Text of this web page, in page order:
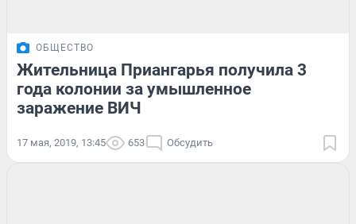
ОБЩЕСТВО
Жительница Приангарья получила 3
года колонии за умышленное
заражение ВИЧ
17 мая, 2019, 13:45 653 Обсудить